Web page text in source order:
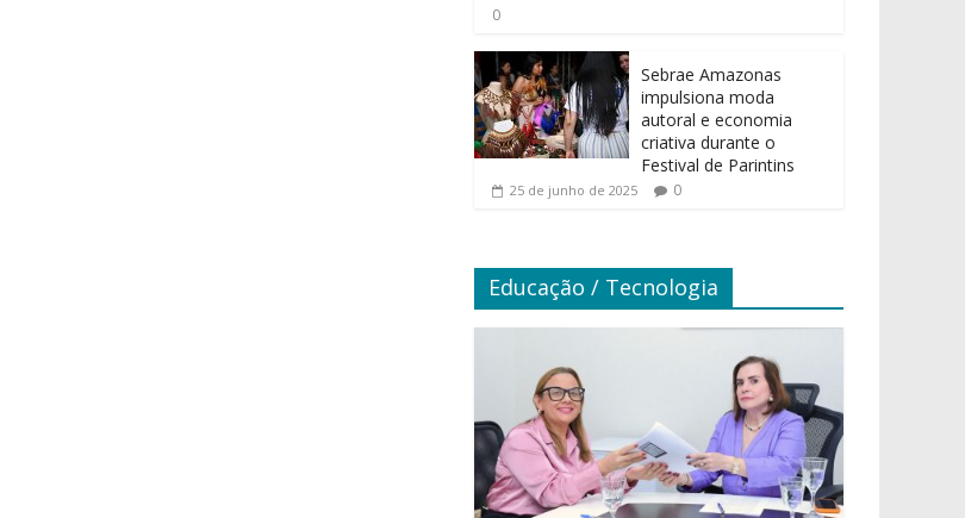
0
Sebrae Amazonas
impulsiona moda
autoral e economia
criativa durante o
Festival de Parintins
25 de junho de 2025 0
Educação / Tecnologia